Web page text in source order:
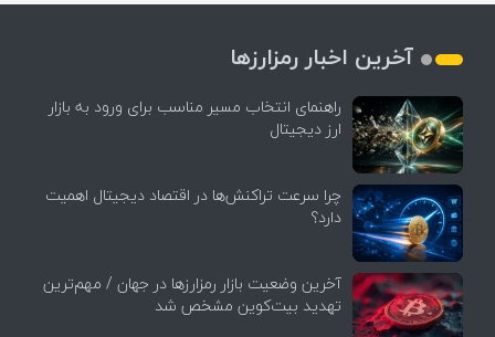
آخرین اخبار رمزارزها
راهنمای انتخاب مسیر مناسب برای ورود به بازار
ارز دیجیتال
چرا سرعت تراکنش‌ها در اقتصاد دیجیتال اهمیت
دارد؟
آخرین وضعیت بازار رمزارزها در جهان / مهم‌ترین
تهدید بیت‌کوین مشخص شد